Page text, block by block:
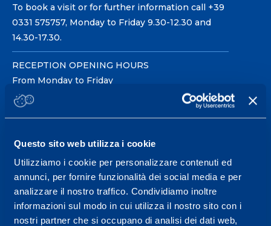
Questo sito web utilizza i cookie
Utilizziamo i cookie per personalizzare contenuti ed
annunci, per fornire funzionalità dei social media e per
analizzare il nostro traffico. Condividiamo inoltre
informazioni sul modo in cui utilizza il nostro sito con i
nostri partner che si occupano di analisi dei dati web,
To book a visit or for further information call +39
0331 575757, Monday to Friday 9.30-12.30 and
14.30-17.30.
RECEPTION OPENING HOURS
From Monday to Friday
08.30 - 18.30
Service center for high
performance and well-
being.
More informations